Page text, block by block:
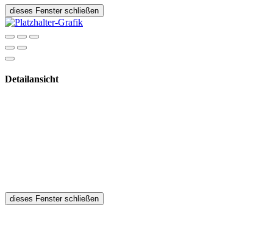
dieses Fenster schließen
Detailansicht
dieses Fenster schließen